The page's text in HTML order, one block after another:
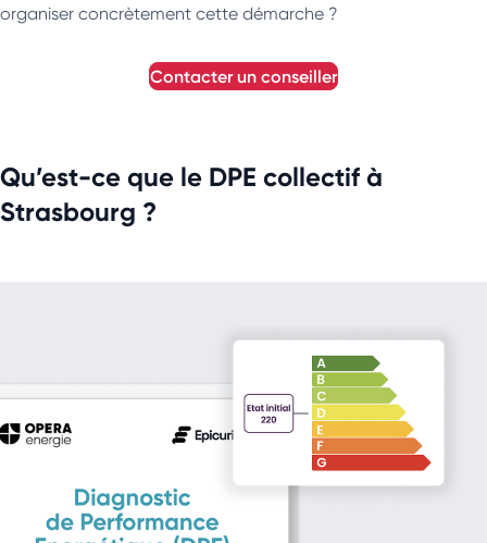
organiser concrètement cette démarche ?
contacter un conseiller
Qu’est-ce que le DPE collectif à
Strasbourg ?